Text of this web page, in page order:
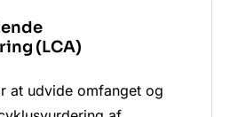
(LCA)
at udvide omfanget og